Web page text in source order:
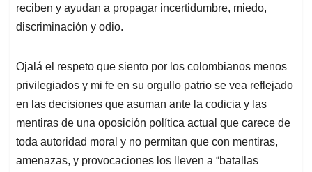
reciben y ayudan a propagar incertidumbre, miedo,
discriminación y odio.
Ojalá el respeto que siento por los colombianos menos
privilegiados y mi fe en su orgullo patrio se vea reflejado
en las decisiones que asuman ante la codicia y las
mentiras de una oposición política actual que carece de
toda autoridad moral y no permitan que con mentiras,
amenazas, y provocaciones los lleven a “batallas